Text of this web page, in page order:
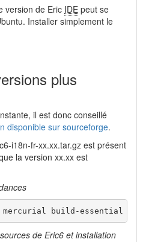
version de Eric IDE peut se
Installer simplement le
plus
il est donc conseillé
disponible sur sourceforge.
i18n-fr-xx.xx.tar.gz est présent
la version xx.xx est
build-essential qt5-
de Eric6 et installation